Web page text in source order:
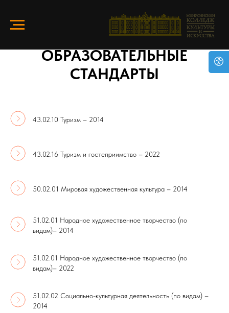
ОБРАЗОВАТЕЛЬНЫЕ
СТАНДАРТЫ
43.02.10 Туризм – 2014
43.02.16 Туризм и гостеприимство – 2022
50.02.01 Мировая художественная культура – 2014
51.02.01 Народное художественное творчество (по
видам)– 2014
51.02.01 Народное художественное творчество (по
видам)– 2022
51.02.02 Социально-культурная деятельность (по видам) –
2014